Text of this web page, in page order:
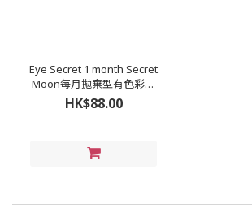
Eye Secret 1 month Secret
Moon每月拋棄型有色彩妝
隱形眼鏡 (1盒2片)
HK$88.00